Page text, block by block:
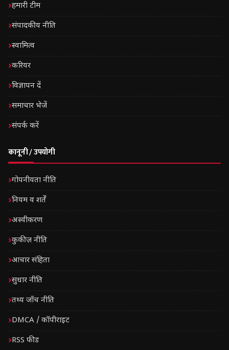
हमारी टीम
संपादकीय नीति
स्वामित्व
करियर
विज्ञापन दें
समाचार भेजें
संपर्क करें
कानूनी / उपयोगी
गोपनीयता नीति
नियम व शर्तें
अस्वीकरण
कुकीज़ नीति
आचार संहिता
सुधार नीति
तथ्य जाँच नीति
DMCA / कॉपीराइट
RSS फीड